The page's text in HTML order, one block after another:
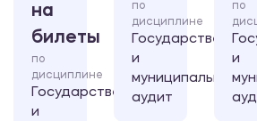
на
билеты
по
дисциплине
Государственный
и
по
дисциплине
Государственный
и
муниципальный
аудит
по
и